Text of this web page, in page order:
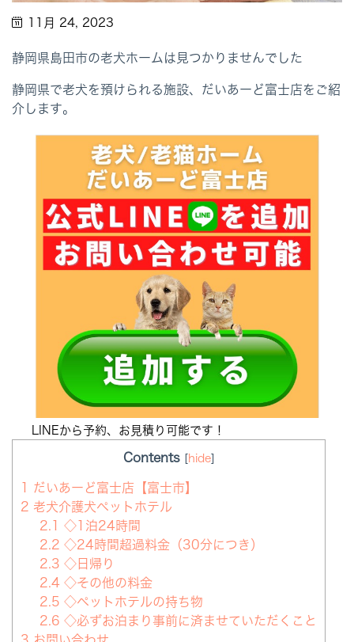
11月 24, 2023
静岡県島田市の老犬ホームは見つかりませんでした
静岡県で老犬を預けられる施設、だいあーど富士店をご紹
介します。
LINEから予約、お見積り可能です！
Contents [hide]
だいあーど富士店【富士市】
2 老犬介護犬ペットホテル
2.1
◇1泊24時間
2.2 ◇24時間超過料金（30分につき）
2.3 ◇日帰り
2.4 ◇その他の料金
2.5 ◇ペットホテルの持ち物
2.6 ◇必ずお泊まり事前に済ませていただくこと